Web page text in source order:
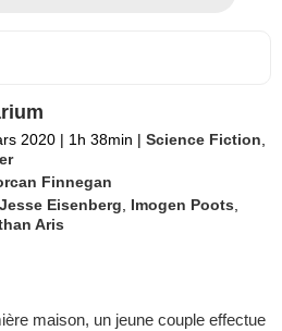
2020 | 1h 38min | Science Fiction
Finnegan
Jesse Eisenberg Imogen Poots
Aris
maison, un jeune couple effectue